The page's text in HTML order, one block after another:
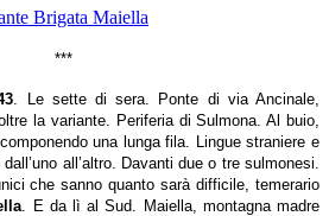
***
. Le sette di sera. Ponte di via Ancinale,
la variante. Periferia di Sulmona. Al buio,
una lunga fila. Lingue straniere e
all’altro. Davanti due o tre sulmonesi.
che sanno quanto sarà difficile, temerario
. E da lì al Sud. Maiella, montagna madre